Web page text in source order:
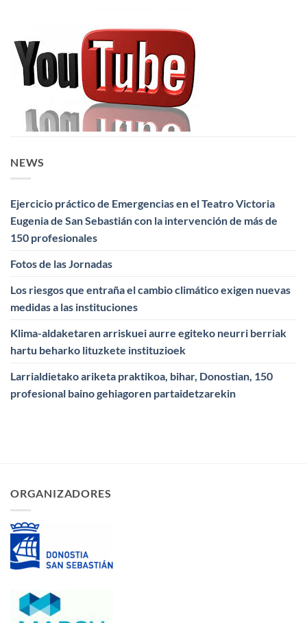
NEWS
Ejercicio práctico de Emergencias en el Teatro Victoria
Eugenia de San Sebastián con la intervención de más de
150 profesionales
Fotos de las Jornadas
Los riesgos que entraña el cambio climático exigen nuevas
medidas a las instituciones
Klima-aldaketaren arriskuei aurre egiteko neurri berriak
hartu beharko lituzkete instituzioek
Larrialdietako ariketa praktikoa, bihar, Donostian, 150
profesional baino gehiagoren partaidetzarekin
ORGANIZADORES